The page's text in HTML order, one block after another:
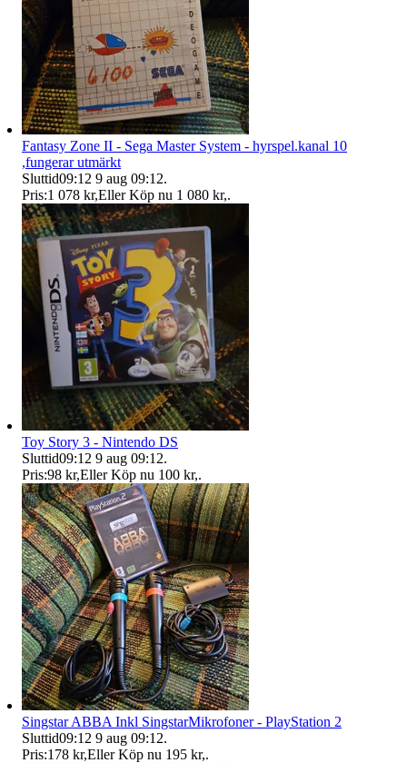
Fantasy Zone II - Sega Master System - hyrspel.kanal 10
,fungerar utmärkt
Sluttid09:12 9 aug 09:12.
Pris:1 078 kr,Eller Köp nu 1 080 kr,.
Toy Story 3 - Nintendo DS
Sluttid09:12 9 aug 09:12.
Pris:98 kr,Eller Köp nu 100 kr,.
Singstar ABBA Inkl SingstarMikrofoner - PlayStation 2
Sluttid09:12 9 aug 09:12.
Pris:178 kr,Eller Köp nu 195 kr,.